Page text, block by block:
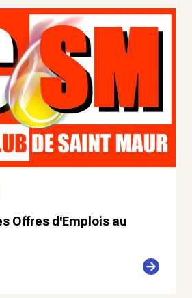
Offres d'Emplois au